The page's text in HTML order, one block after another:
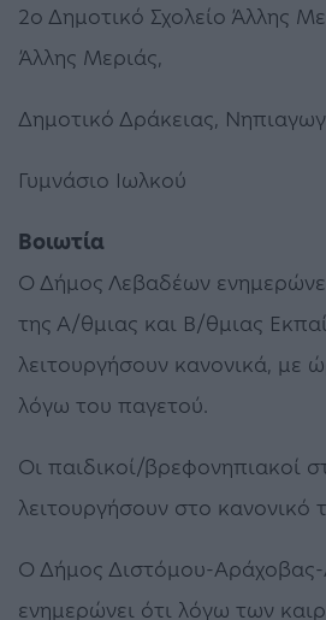
2ο Δημοτικό Σχολείο Άλλης
Άλλης Μεριάς,
Δημοτικό Δράκειας,
Γυμνάσιο Ιωλκού
Βοιωτία
Ο Δήμος Λεβαδέων
της Α/θμιας και Β/θμιας
λειτουργήσουν κανονικά, με
λόγω του παγετού.
Οι παιδικοί/βρεφονηπιακοί
λειτουργήσουν στο κανονικό
Ο Δήμος Διστόμου-Αράχοβας-
ενημερώνει ότι λόγω των